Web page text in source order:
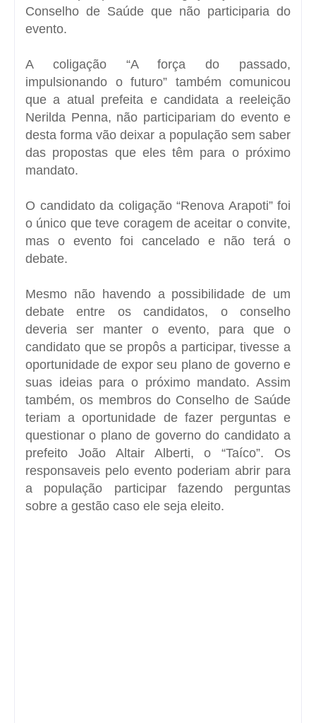
Conselho de Saúde que não participaria do
evento.
A coligação “A força do passado,
impulsionando o futuro” também comunicou
que a atual prefeita e candidata a reeleição
Nerilda Penna, não participariam do evento e
desta forma vão deixar a população sem saber
das propostas que eles têm para o próximo
mandato.
O candidato da coligação “Renova Arapoti” foi
o único que teve coragem de aceitar o convite,
mas o evento foi cancelado e não terá o
debate.
Mesmo não havendo a possibilidade de um
debate entre os candidatos, o conselho
deveria ser manter o evento, para que o
candidato que se propôs a participar, tivesse a
oportunidade de expor seu plano de governo e
suas ideias para o próximo mandato. Assim
também, os membros do Conselho de Saúde
teriam a oportunidade de fazer perguntas e
questionar o plano de governo do candidato a
prefeito João Altair Alberti, o “Taíco”. Os
responsaveis pelo evento poderiam abrir para
a população participar fazendo perguntas
sobre a gestão caso ele seja eleito.